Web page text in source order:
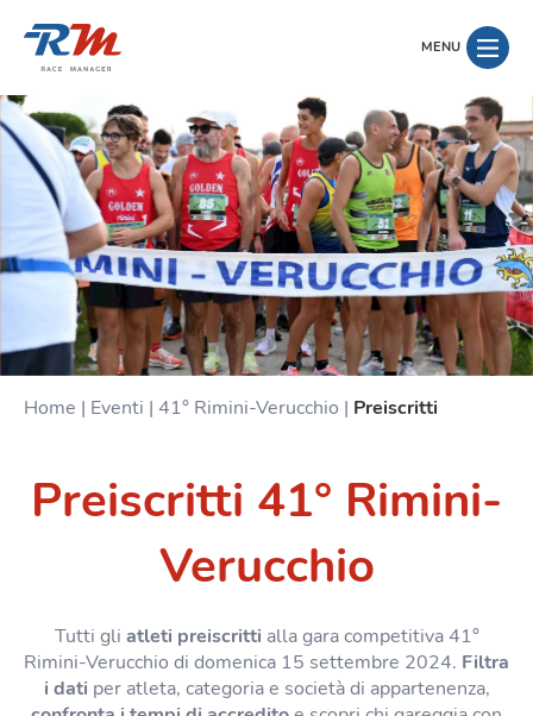
MENU
Home | Eventi | 41° Rimini-Verucchio | Preiscritti
Preiscritti 41° Rimini-
Verucchio
Tutti gli atleti preiscritti alla gara competitiva 41°
Rimini-Verucchio di domenica 15 settembre 2024. Filtra
i dati per atleta, categoria e società di appartenenza,